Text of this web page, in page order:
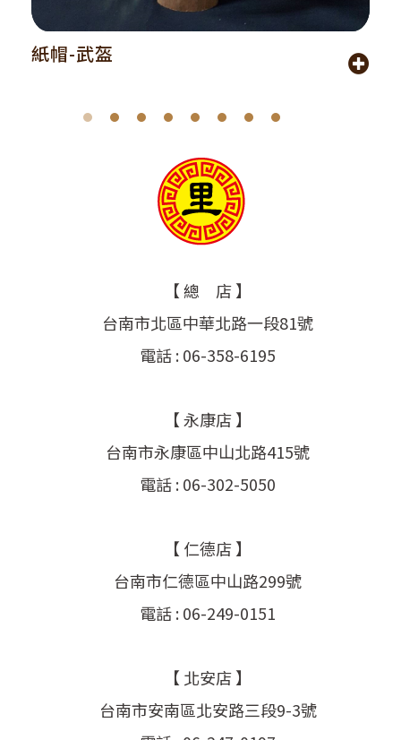
紙帽-武盔
【 總 店 】
台南市北區中華北路一段81號
電話 : 06-358-6195
【 永康店 】
台南市永康區中山北路415號
電話 : 06-302-5050
【 仁德店 】
台南市仁德區中山路299號
電話 : 06-249-0151
【 北安店 】
台南市安南區北安路三段9-3號